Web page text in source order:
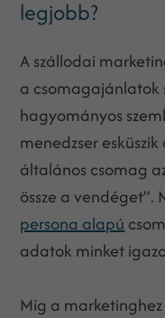
legjobb?
A szállodai
a csomagajánlatok
hagyományos
menedzser
általános csomag
össze a vendéget”.
persona alapú
adatok minket
Míg a